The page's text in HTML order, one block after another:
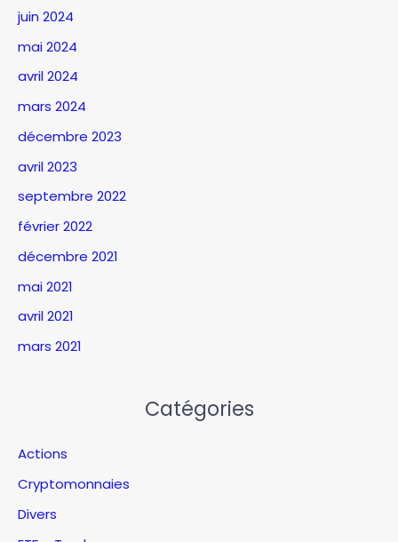
juin 2024
mai 2024
avril 2024
mars 2024
décembre 2023
avril 2023
septembre 2022
février 2022
décembre 2021
mai 2021
avril 2021
mars 2021
Catégories
Actions
Cryptomonnaies
Divers